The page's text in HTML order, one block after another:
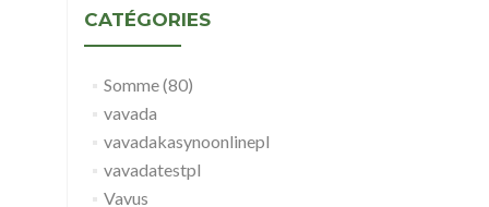
CATÉGORIES
Somme (80)
vavada
vavadakasynoonlinepl
vavadatestpl
Vavus